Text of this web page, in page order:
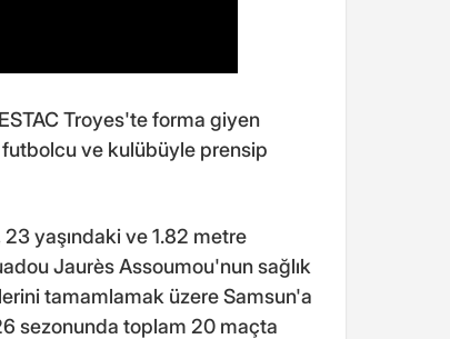
Troyes'te forma giyen
ve kulübüyle prensip
23 yaşındaki ve 1.82 metre
Jaurès Assoumou'nun sağlık
tamamlamak üzere Samsun'a
sezonunda toplam 20 maçta